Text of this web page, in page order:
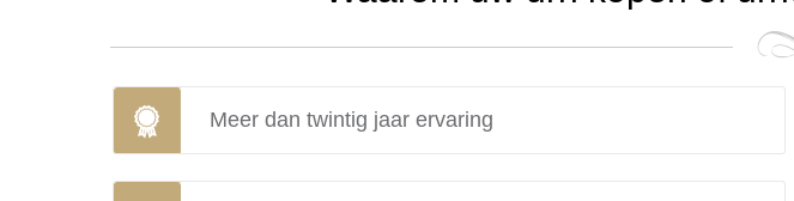
Meer dan twintig jaar ervaring